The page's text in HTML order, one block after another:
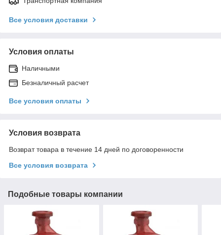
Все условия доставки
Условия оплаты
Наличными
Безналичный расчет
Все условия оплаты
Условия возврата
Возврат товара в течение 14 дней по договоренности
Все условия возврата
Подобные товары компании